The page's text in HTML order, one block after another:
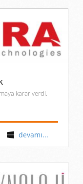
karar verdi.
devamı...